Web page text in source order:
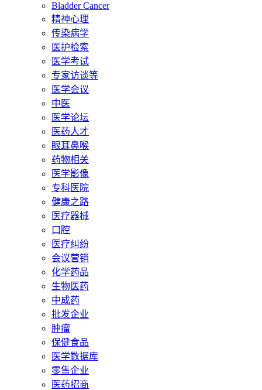
Bladder Cancer
精神心理
传染病学
医护检索
医学考试
专家访谈等
医学会议
中医
医学论坛
医药人才
眼耳鼻喉
药物相关
医学影像
专科医院
健康之路
医疗器械
口腔
医疗纠纷
会议营销
化学药品
生物医药
中成药
批发企业
肿瘤
保健食品
医学数据库
零售企业
医药招商